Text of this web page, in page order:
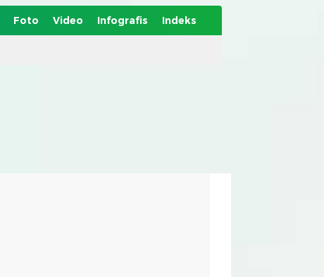
Foto Video Infografis Indeks